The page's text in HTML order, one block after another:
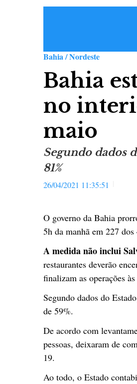
Bahia / Nordeste
Bahia
no
maio
Segundo dados
81%
26/04/2021 11:35:51
O governo da Bahia
5h da manhã em 227
A medida não inclui
restaurantes deverão
finalizam as operações
Segundo dados do
de 59%.
De acordo com
pessoas, deixaram de
19.
Ao todo, o Estado